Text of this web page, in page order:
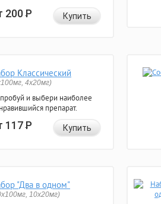
200Р Купить
Классический
4x20мг)
и выбери наиболее
препарат.
117Р Купить
"Два в одном"
10x20мг)